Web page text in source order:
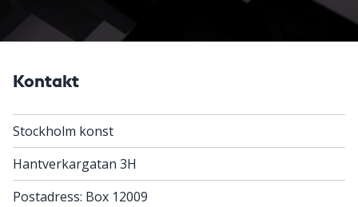
Kontakt
Stockholm konst
Hantverkargatan 3H
Postadress: Box 12009